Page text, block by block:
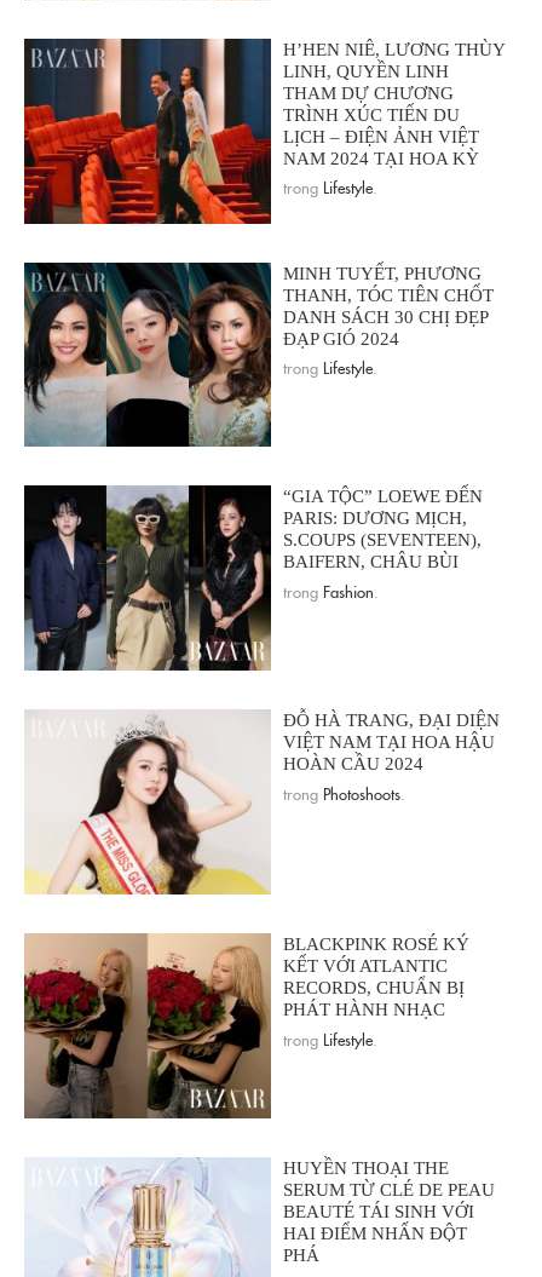
H’HEN NIÊ, LƯƠNG THÙY
LINH, QUYỀN LINH
THAM DỰ CHƯƠNG
TRÌNH XÚC TIẾN DU
LỊCH – ĐIỆN ẢNH VIỆT
NAM 2024 TẠI HOA KỲ
trong Lifestyle
MINH TUYẾT, PHƯƠNG
THANH, TÓC TIÊN CHỐT
DANH SÁCH 30 CHỊ ĐẸP
ĐẠP GIÓ 2024
trong Lifestyle
“GIA TỘC” LOEWE ĐẾN
PARIS: DƯƠNG MỊCH,
S.COUPS (SEVENTEEN),
BAIFERN, CHÂU BÙI
trong Fashion
ĐỖ HÀ TRANG, ĐẠI DIỆN
VIỆT NAM TẠI HOA HẬU
HOÀN CẦU 2024
trong Photoshoots
BLACKPINK ROSÉ KÝ
KẾT VỚI ATLANTIC
RECORDS, CHUẨN BỊ
PHÁT HÀNH NHẠC
trong Lifestyle
HUYỀN THOẠI THE
SERUM TỪ CLÉ DE PEAU
BEAUTÉ TÁI SINH VỚI
HAI ĐIỂM NHẤN ĐỘT
PHÁ